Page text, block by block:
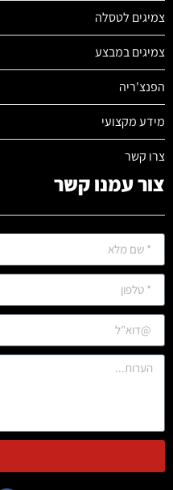
צמיגים לטסלה
צמיגים במבצע
הפנצ'ריה
מידע מקצועי
צרו קשר
צור עמנו קשר